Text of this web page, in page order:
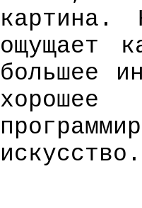
картина.
ощущает
большее
хорошее
искусство.